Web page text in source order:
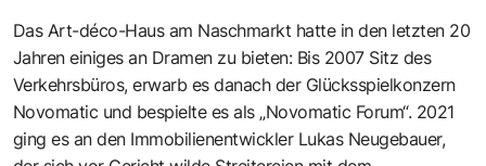
Das Art-déco-Haus am Naschmarkt hatte in den letzten 20
Jahren einiges an Dramen zu bieten: Bis 2007 Sitz des
Verkehrsbüros, erwarb es danach der Glücksspielkonzern
Novomatic und bespielte es als „Novomatic Forum“. 2021
ging es an den Immobilienentwickler Lukas Neugebauer,